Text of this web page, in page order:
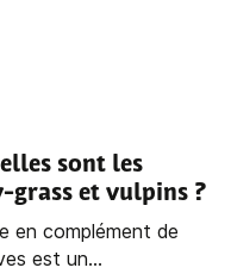
sont les
grass et vulpins ?
en complément de
est un...